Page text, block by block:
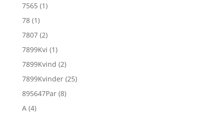
7565 (1)
78 (1)
7807 (2)
7899Kvi (1)
7899Kvind (2)
7899Kvinder (25)
895647Par (8)
A (4)